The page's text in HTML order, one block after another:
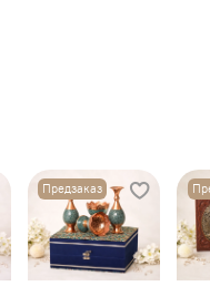
миндаль, сахар,
кислота
Предзаказ